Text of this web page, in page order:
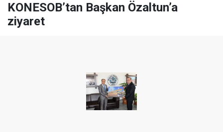
KONESOB’tan Başkan Özaltun’a
ziyaret